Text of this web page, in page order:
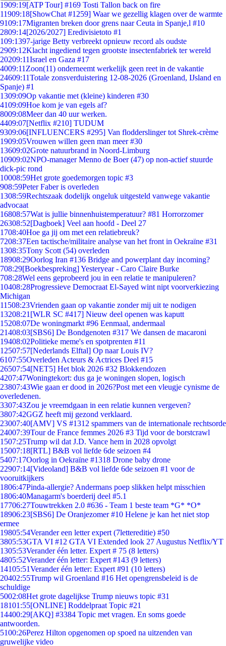
1909:19[ATP Tour] #169 Tosti Tallon back on fire
11909:18[ShowChat #1259] Waar we gezellig klagen over de warmte
9109:17Migranten breken door grens naar Ceuta in Spanje,l #10
2809:14[2026/2027] Eredivisietoto #1
109:1397-jarige Betty verbreekt opnieuw record als oudste
2909:12Klacht ingediend tegen grootste insectenfabriek ter wereld
20209:11Israel en Gaza #17
4009:11 Zoon(11) onderneemt werkelijk geen reet in de vakantie
24609:11Totale zonsverduistering 12-08-2026 (Groenland, IJsland en
Spanje) #1
1309:09Op vakantie met (kleine) kinderen #30
4109:09Hoe kom je van egels af?
8009:08Meer dan 40 uur werken.
4409:07[Netflix #210] TUDUM
9309:06[INFLUENCERS #295] Van flodderslinger tot Shrek-crème
1909:05Vrouwen willen geen man meer #30
13609:02Grote natuurbrand in Noord-Limburg
10909:02NPO-manager Menno de Boer (47) op non-actief stuurde
dick-pic rond
10008:59Het grote goedemorgen topic #3
908:59Peter Faber is overleden
1308:59Rechtszaak dodelijk ongeluk uitgesteld vanwege vakantie
advocaat
16808:57Wat is jullie binnenhuistemperatuur? #81 Horrorzomer
26308:52[Dagboek] Veel aan hoofd - Deel 27
1708:40Hoe ga jij om met een relatiebreuk?
7208:37Een tactische/militaire analyse van het front in Oekraïne #31
1308:35Tony Scott (54) overleden
18908:29Oorlog Iran #136 Bridge and powerplant day incoming?
708:29[Boekbespreking] Yesteryear - Caro Claire Burke
708:28Wel eens geprobeerd jou in een relatie te manipuleren?
10408:28Progressieve Democraat El-Sayed wint nipt voorverkiezing
Michigan
11508:23Vrienden gaan op vakantie zonder mij uit te nodigen
13208:21 [WLR SC #417] Nieuw deel openen was kaputt
15208:07De woningmarkt #96 Eenmaal, andermaal
21408:03[SBS6] De Bondgenoten #317 We dansen de macaroni
19408:02Politieke meme's en spotprenten #11
12507:57[Nederlands Elftal] Op naar Louis IV?
6107:55Overleden Acteurs & Actrices Deel #15
26507:54[NET5] Het blok 2026 #32 Blokkendozen
4207:47Woningtekort: dus ga je woningen slopen, logisch
23807:43Wie gaan er dood in 2026?Post met een vleugje cynisme de
overledenen.
3307:43Zou je vreemdgaan in een relatie kunnen vergeven?
3807:42GGZ heeft mij gezond verklaard.
23007:40[AMV] VS #1312 spammers van de internationale rechtsorde
24007:39Tour de France femmes 2026 #3 Tijd voor de borstcrawl
1507:25Trump wil dat J.D. Vance hem in 2028 opvolgt
15007:18[RTL] B&B vol liefde 6de seizoen #4
5407:17Oorlog in Oekraïne #1318 Drone baby drone
22907:14[Videoland] B&B vol liefde 6de seizoen #1 voor de
vooruitkijkers
1806:47Pinda-allergie? Andermans poep slikken helpt misschien
1806:40Managarm's boerderij deel #5.1
17706:27Touwtrekken 2.0 #636 - Team 1 beste team *G* *O*
18906:23[SBS6] De Oranjezomer #10 Helene je kan het niet stop
ermee
19805:54Verander een letter expert (7lettereditie) #50
3805:53GTA VI #12 GTA VI Extended look 27 Augustus Netflix/YT
1305:53Verander één letter. Expert # 75 (8 letters)
4805:52Verander één letter: Expert #143 (9 letters)
14105:51Verander één letter: Expert #91 (10 letters)
20402:55Trump wil Groenland #16 Het opengrensbeleid is de
schuldige
5002:08Het grote dagelijkse Trump nieuws topic #31
18101:55[ONLINE] Roddelpraat Topic #21
14400:29[AKQ] #3384 Topic met vragen. En soms goede
antwoorden.
5100:26Perez Hilton opgenomen op spoed na uitzenden van
gruwelijke video